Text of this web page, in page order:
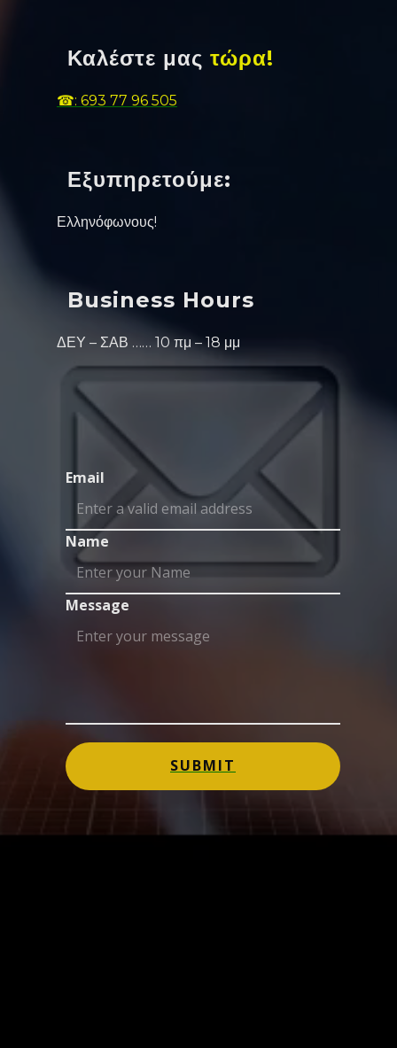
Καλέστε μας τώρα!
☎: 693 77 96 505
Εξυπηρετούμε:
Ελληνόφωνους!
Business Hours
ΔΕΥ – ΣΑΒ …… 10 πμ – 18 μμ
Email
Name
Message
SUBMIT